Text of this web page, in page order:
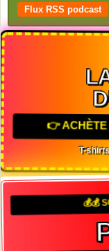
Flux RSS podcast
👉
T-
💰💰